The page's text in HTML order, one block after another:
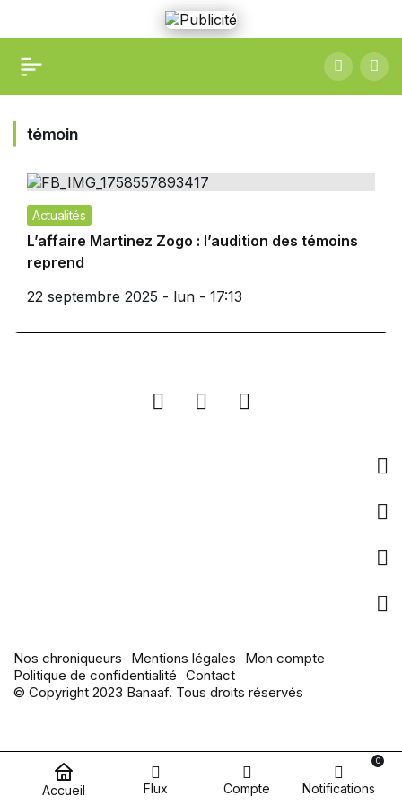
témoin
Actualités
L’affaire Martinez Zogo : l’audition des témoins
reprend
22 septembre 2025 - lun - 17:13
Nos chroniqueurs Mentions légales
Mon compte
Politique de confidentialité Contact
© Copyright 2023 Banaaf. Tous droits réservés
Accueil Flux Compte Notifications
0